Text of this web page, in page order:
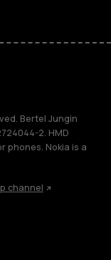
Bertel Jungin
2. HMD
phones. Nokia is a
channel